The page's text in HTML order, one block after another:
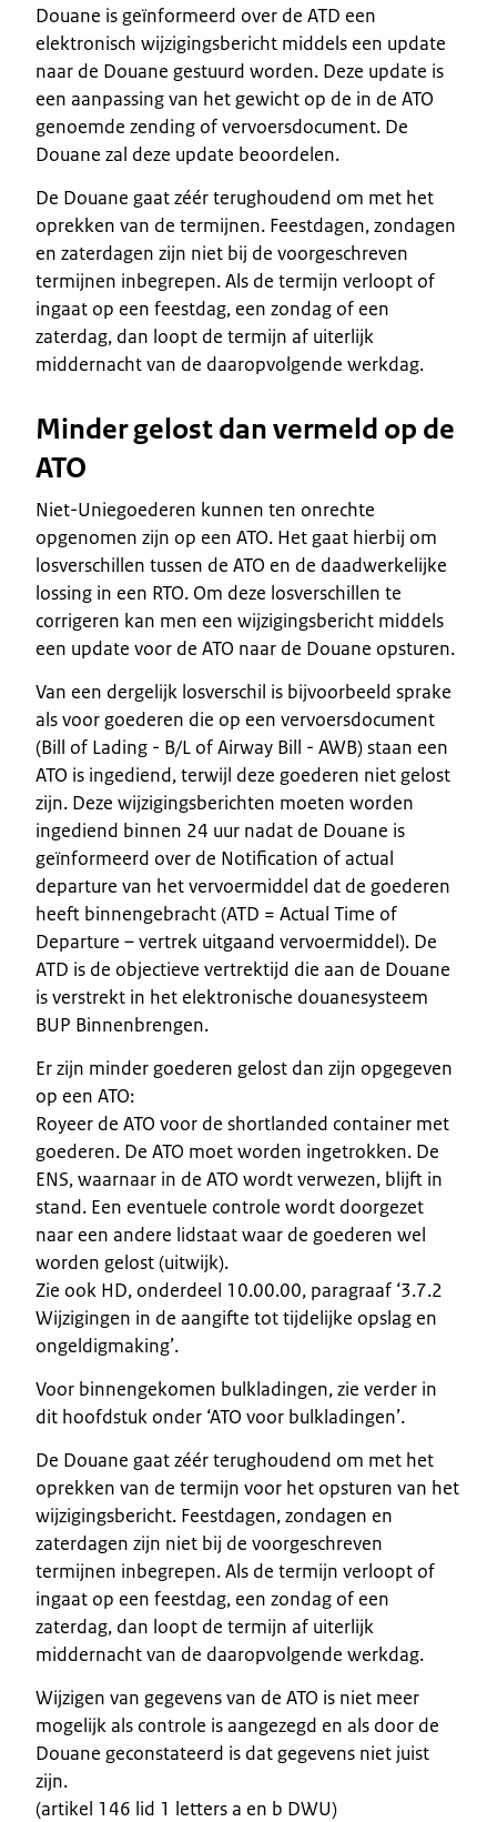
Douane is geïnformeerd over de ATD een
elektronisch wijzigingsbericht middels een update
naar de Douane gestuurd worden. Deze update is
een aanpassing van het gewicht op de in de ATO
genoemde zending of vervoersdocument. De
Douane zal deze update beoordelen.
De Douane gaat zéér terughoudend om met het
oprekken van de termijnen. Feestdagen, zondagen
en zaterdagen zijn niet bij de voorgeschreven
termijnen inbegrepen. Als de termijn verloopt of
ingaat op een feestdag, een zondag of een
zaterdag, dan loopt de termijn af uiterlijk
middernacht van de daaropvolgende werkdag.
Minder gelost dan vermeld op de
ATO
Niet-Uniegoederen kunnen ten onrechte
opgenomen zijn op een ATO. Het gaat hierbij om
losverschillen tussen de ATO en de daadwerkelijke
lossing in een RTO. Om deze losverschillen te
corrigeren kan men een wijzigingsbericht middels
een update voor de ATO naar de Douane opsturen.
Van een dergelijk losverschil is bijvoorbeeld sprake
als voor goederen die op een vervoersdocument
(Bill of Lading - B/L of Airway Bill - AWB) staan een
ATO is ingediend, terwijl deze goederen niet gelost
zijn. Deze wijzigingsberichten moeten worden
ingediend binnen 24 uur nadat de Douane is
geïnformeerd over de Notification of actual
departure van het vervoermiddel dat de goederen
heeft binnengebracht (ATD = Actual Time of
Departure – vertrek uitgaand vervoermiddel). De
ATD is de objectieve vertrektijd die aan de Douane
is verstrekt in het elektronische douanesysteem
BUP Binnenbrengen.
Er zijn minder goederen gelost dan zijn opgegeven
op een ATO:
Royeer de ATO voor de shortlanded container met
goederen. De ATO moet worden ingetrokken. De
ENS, waarnaar in de ATO wordt verwezen, blijft in
stand. Een eventuele controle wordt doorgezet
naar een andere lidstaat waar de goederen wel
worden gelost (uitwijk).
Zie ook HD, onderdeel 10.00.00, paragraaf ‘3.7.2
Wijzigingen in de aangifte tot tijdelijke opslag en
ongeldigmaking’.
Voor binnengekomen bulkladingen, zie verder in
dit hoofdstuk onder ‘ATO voor bulkladingen’.
De Douane gaat zéér terughoudend om met het
oprekken van de termijn voor het opsturen van het
wijzigingsbericht. Feestdagen, zondagen en
zaterdagen zijn niet bij de voorgeschreven
termijnen inbegrepen. Als de termijn verloopt of
ingaat op een feestdag, een zondag of een
zaterdag, dan loopt de termijn af uiterlijk
middernacht van de daaropvolgende werkdag.
Wijzigen van gegevens van de ATO is niet meer
mogelijk als controle is aangezegd en als door de
Douane geconstateerd is dat gegevens niet juist
zijn.
(artikel 146 lid 1 letters a en b DWU)